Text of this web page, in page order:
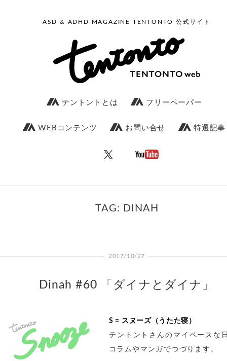
ASD & ADHD MAGAZINE TENTONTO 公式サイト
テントントとは フリーペーパー
WEBコンテンツ お問い合せ 特選記事
TAG: DINAH
2017/10/27
Dinah #60 「ダイナとダイナ」
S = スヌーズ（うたた寝）
テントントさんのマイペースな
コラムやマンガでつづります。